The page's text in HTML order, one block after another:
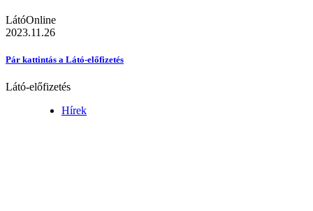
LátóOnline
2023.11.26
Pár kattintás a Látó-előfizetés
Látó-előfizetés
Hírek